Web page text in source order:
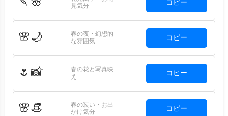
見気分
コピー
🌸🌙
春の夜・幻想的
な雰囲気
コピー
🌷📸
春の花と写真映
え
コピー
🌸👒
春の装い・お出
かけ気分
コピー